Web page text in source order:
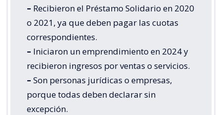
– Recibieron el Préstamo Solidario en 2020
o 2021, ya que deben pagar las cuotas
correspondientes.
– Iniciaron un emprendimiento en 2024 y
recibieron ingresos por ventas o servicios.
– Son personas jurídicas o empresas,
porque todas deben declarar sin
excepción.